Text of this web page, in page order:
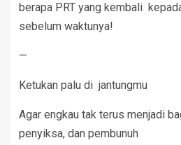
berapa PRT yang kembali
sebelum waktunya!
—
Ketukan palu di jantungmu
Agar engkau tak terus menjadi
penyiksa, dan pembunuh